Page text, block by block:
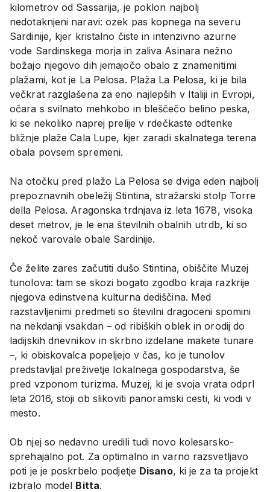
kilometrov od Sassarija, je poklon najbolj
nedotaknjeni naravi: ozek pas kopnega na severu
Sardinije, kjer kristalno čiste in intenzivno azurne
vode Sardinskega morja in zaliva Asinara nežno
božajo njegovo dih jemajočo obalo z znamenitimi
plažami, kot je La Pelosa. Plaža La Pelosa, ki je bila
večkrat razglašena za eno najlepših v Italiji in Evropi,
očara s svilnato mehkobo in bleščečo belino peska,
ki se nekoliko naprej prelije v rdečkaste odtenke
bližnje plaže Cala Lupe, kjer zaradi skalnatega terena
obala povsem spremeni.
Na otočku pred plažo La Pelosa se dviga eden najbolj
prepoznavnih obeležij Stintina, stražarski stolp Torre
della Pelosa. Aragonska trdnjava iz leta 1678, visoka
deset metrov, je le ena številnih obalnih utrdb, ki so
nekoč varovale obale Sardinije.
Če želite zares začutiti dušo Stintina, obiščite Muzej
tunolova: tam se skozi bogato zgodbo kraja razkrije
njegova edinstvena kulturna dediščina. Med
razstavljenimi predmeti so številni dragoceni spomini
na nekdanji vsakdan – od ribiških oblek in orodij do
ladijskih dnevnikov in skrbno izdelane makete tunare
–, ki obiskovalca popeljejo v čas, ko je tunolov
predstavljal preživetje lokalnega gospodarstva, še
pred vzponom turizma. Muzej, ki je svoja vrata odprl
leta 2016, stoji ob slikoviti panoramski cesti, ki vodi v
mesto.
Ob njej so nedavno uredili tudi novo kolesarsko-
sprehajalno pot. Za optimalno in varno razsvetljavo
poti je je poskrbelo podjetje Disano, ki je za ta projekt
izbralo model Bitta.